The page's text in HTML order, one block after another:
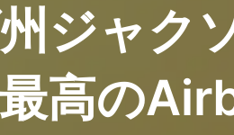
ジャク
高の